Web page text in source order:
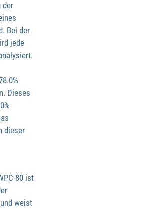
der
Bei der
jede
Dieses
dieser
80 ist
weist